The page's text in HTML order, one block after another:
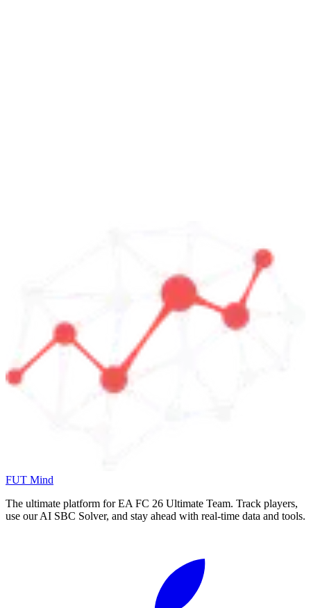
FUT Mind
The ultimate platform for EA FC 26 Ultimate Team. Track players,
use our AI SBC Solver, and stay ahead with real-time data and tools.